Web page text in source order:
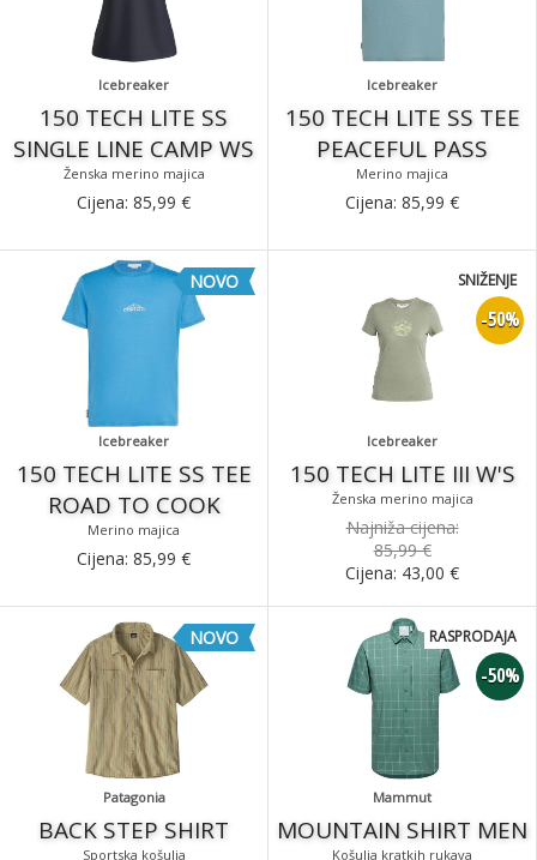
Icebreaker
150 TECH LITE SS
SINGLE LINE CAMP WS
Ženska merino majica
Cijena: 85,99 €
Icebreaker
150 TECH LITE SS TEE
PEACEFUL PASS
Merino majica
Cijena: 85,99 €
Icebreaker
150 TECH LITE SS TEE
ROAD TO COOK
Merino majica
NOVO
Cijena: 85,99 €
Icebreaker
150 TECH LITE III W'S
Ženska merino majica
-50%
SNIŽENJE
Najniža cijena:
85,99 €
Cijena: 43,00 €
Patagonia
BACK STEP SHIRT
Sportska košulja
NOVO
Mammut
MOUNTAIN SHIRT MEN
Košulja kratkih rukava
-50%
RASPRODAJA